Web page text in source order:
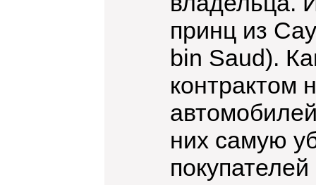
принц из
bin Saud).
контрактом
них самую